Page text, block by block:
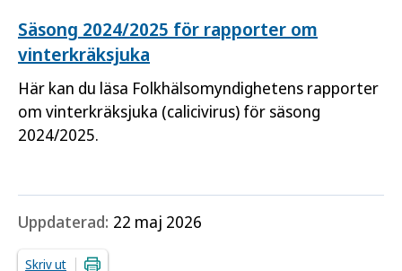
Säsong 2024/2025 för rapporter om
vinterkräksjuka
Här kan du läsa Folkhälsomyndighetens rapporter
om vinterkräksjuka (calicivirus) för säsong
2024/2025.
Uppdaterad: 22 maj 2026
Skriv ut